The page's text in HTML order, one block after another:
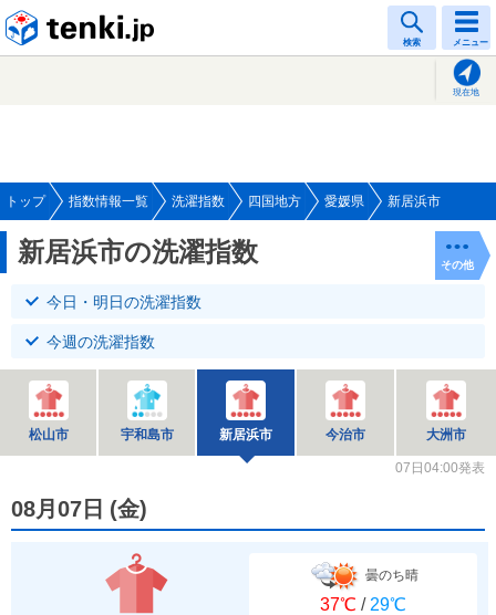
検索 メニュー
現在地
トップ 指数情報一覧 洗濯指数 四国地方 愛媛県 新居浜市
新居浜市の洗濯指数 その他
今日・明日の洗濯指数
今週の洗濯指数
松山市 宇和島市 新居浜市 今治市 大洲市
07日04:00発表
08月07日 (金)
曇のち晴
37℃ / 29℃